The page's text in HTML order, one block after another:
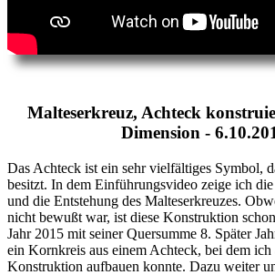
Malteserkreuz, Achteck
Dimension -
Das Achteck ist ein sehr vielfältiges Symbol,
besitzt. In dem Einführungsvideo zeige ich
und die Entstehung des Malteserkreuzes.
nicht bewußt war, ist diese Konstruktion
Jahr 2015 mit seiner Quersumme 8. Später
ein Kornkreis aus einem Achteck, bei dem ich
Konstruktion aufbauen konnte. Dazu weiter